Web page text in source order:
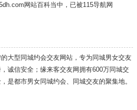
网站百科当中，已被115导航网
大型同城约会交友网站，专为同城男女交友
诚信安全；缘来客交友网拥有600万同城交
是都市男女同城约会、同城交友的聚集地。